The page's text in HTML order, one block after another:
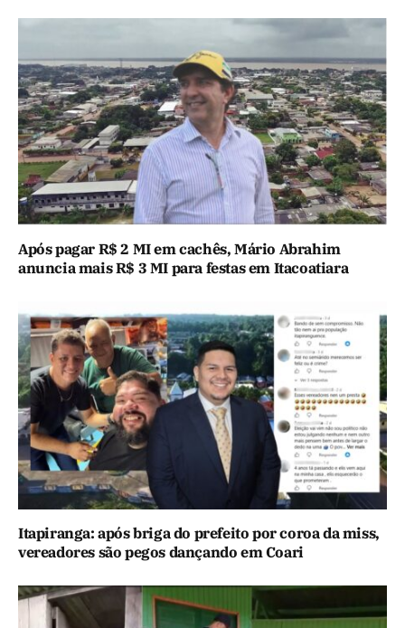
Após pagar R$ 2 MI em cachês, Mário Abrahim
anuncia mais R$ 3 MI para festas em Itacoatiara
Itapiranga: após briga do prefeito por coroa da miss,
vereadores são pegos dançando em Coari